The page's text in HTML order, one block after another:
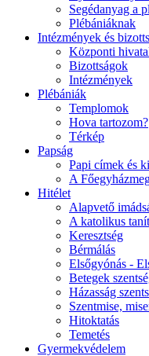
Segédanyag a
Plébániáknak
Intézmények és
Központi
Bizottságok
Intézmények
Plébániák
Templomok
Hova tartozom?
Térkép
Papság
Papi címek és
A
Hitélet
Alapvető
A katolikus
Keresztség
Bérmálás
Elsőgyónás -
Betegek
Házasság
Szentmise,
Hitoktatás
Temetés
Gyermekvédelem